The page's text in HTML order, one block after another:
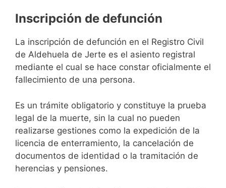
Inscripción de defunción
La inscripción de defunción en el Registro Civil
de Aldehuela de Jerte es el asiento registral
mediante el cual se hace constar oficialmente el
fallecimiento de una persona.
Es un trámite obligatorio y constituye la prueba
legal de la muerte, sin la cual no pueden
realizarse gestiones como la expedición de la
licencia de enterramiento, la cancelación de
documentos de identidad o la tramitación de
herencias y pensiones.